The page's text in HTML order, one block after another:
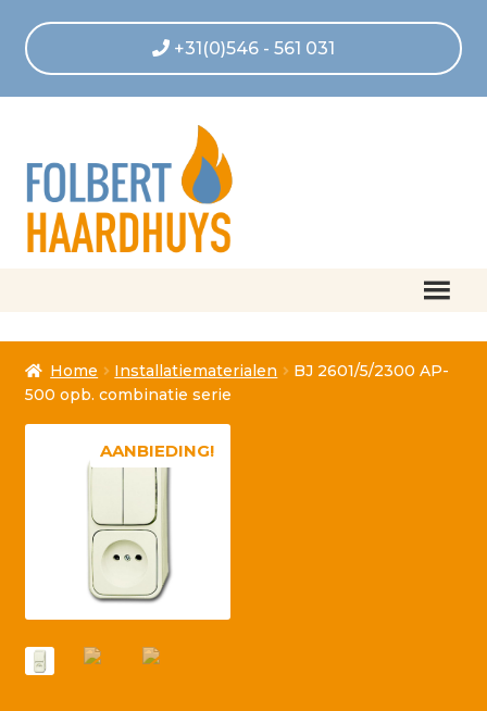
+31(0)546 - 561 031
Afrekenen
Algemene voorwaarden
Betaling geannuleerd
Betaling voltooid
Home Installatiematerialen
BJ 2601/5/2300 AP-
500 opb. combinatie serie
AANBIEDING!